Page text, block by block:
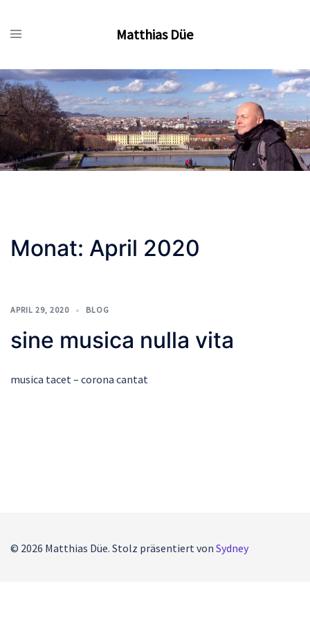
Inhalt
Matthias Düe
Monat: April 2020
APRIL 29, 2020 BLOG
sine musica nulla vita
musica tacet – corona cantat
© 2026 Matthias Düe. Stolz präsentiert von Sydney